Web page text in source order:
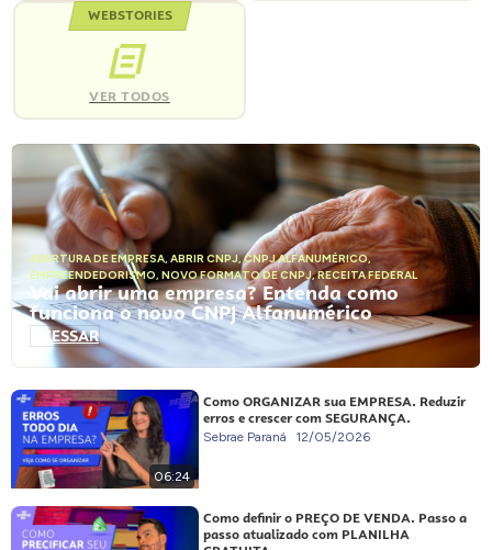
WEBSTORIES
VER TODOS
ABERTURA DE EMPRESA, ABRIR CNPJ,CNPJ ALFANUMÉRICO,
EMPREENDEDORISMO, NOVO FORMATO DE CNPJ,RECEITA FEDERAL
Vai abrir uma empresa? Entenda como
funciona o novo CNPJ Alfanumérico
ACESSAR
06:24
Como ORGANIZAR sua EMPRESA. Reduzir
erros e crescer com SEGURANÇA.
Sebrae Paraná 12/05/2026
Como definir o PREÇO DE VENDA. Passo a
passo atualizado com PLANILHA